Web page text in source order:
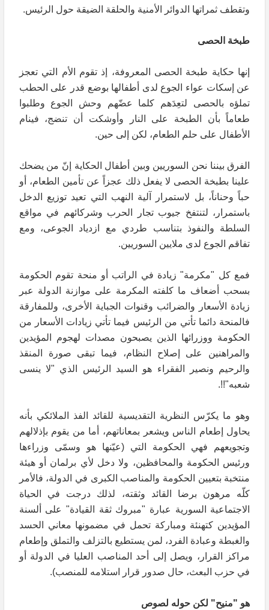
وتقطف ثمراتها الدوائر الأمنية والحلقة الضيقة حول الرئيس.
طبخة الحصى
إنها حكاية طبخة الحصى المعروفة، إذ تقوم الأم التي تعجز
عن إسكات عواء الجوع لدى أطفالها بوضع قدر على الحطب
تملؤه بالحصى لتعِدَهم كلما عضّهم وحش الجوع وطلبوا
طعاماً بأن الطبخة على النار وأوشكت أن تنضج، فينام
الأطفال على حلم الطعام، لكن إلى حين.
الفرق بيننا نحن السوريين وبين أطفال الحكاية إنّ من يضحك
علينا بطبخة الحصى لا يفعل ذلك عجزاً عن تأمين الطعام، أو
حباً وحناناً، بل لاستمرار آلية النهب التي تعيد توزيع الدخل
باستمرار، لتنتفخ جيوب تجار الحرب وشركائهم في مواقع
السلطة والنفوذ بتناسب طردي مع ازدياد الجوعى، ومع
تفاقم الجوع لدى ملايين السوريين.
فمع كل "مكرمة" زيادة في الراتب أو منحة تقوم الحكومة
بسحب أضعاف ما كلفته المكرمة على موازنة الدولة عبر
زيادة الأسعار والضرائب وقنوات الجباية الأخرى، وللمفارقة
فالمنحة دائما تأتي من الرئيس فيما تأتي زيادات الأسعار من
الحكومة ووزرائها الذين يصبحون مصدات لهجوم المؤيدين
والمراهنين على إصلاح النظام، فيما تبقى صورة المنقذ
والرحيم ونصير الفقراء هو السيد الرئيس الذي "لا ينسى
شعبه"!!.
وهو ما يكرّس النظرية التقديسية للقائد الفذ الملائكي بأنه
يحاول إطعام الناس ويشعر بمعاناتهم، أما من يقوم بإذلالهم
وتجويعهم فهي الحكومة التي (عيّنها هو وسمّى وزراءها
ورئيس الحكومة والمحافظين، ولا دخل لأي برلمان أو هيئة
منتخبة بتعيين الحكومة والمناصب الكبرى في الدولة، فالأمر
كلّه مرهون برضا القائد وثقته، لذلك درجت في الحياة
الاجتماعية السورية عبارة "مبروك ثقة القيادة" على ألسنة
المؤيدين كتهنئة ومباركة تحمل في مضمونها معاني الحسد
والغبطة وعبادة الفرد، لمن يستطيع بالتزلف والتملق وإطعام
مراكز القرار، ويصل إلى أحد المناصب العليا في الدولة أو
في حزب البعث، حال صدور قرار استلامه للمنصب).
هو "منيح" لكن حوله لصوص